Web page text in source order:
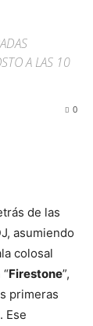
A LAS 10
0
de las
asumiendo
colosal
Firestone”,
primeras
Ese